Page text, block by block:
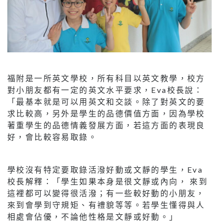
福附是一所英文學校，所有科目以英文教學，校方
對小朋友都有一定的英文水平要求，Eva校長說：
「最基本就是可以用英文和交談。除了對英文的要
求比較高，另外是學生的品德價值方面，因為學校
著重學生的品德情義發展方面，若這方面的表現良
好，會比較容易取錄。
學校沒有特定要取錄活潑好動或文靜的學生，Eva
校長解釋：「學生如果本身是很文靜或內向， 來到
這裡都可以變得很活潑；有一些較好動的小朋友，
來到會學到守規矩、有禮貌等等。若學生懂得與人
相處會佔優，不論他性格是文靜或好動。」